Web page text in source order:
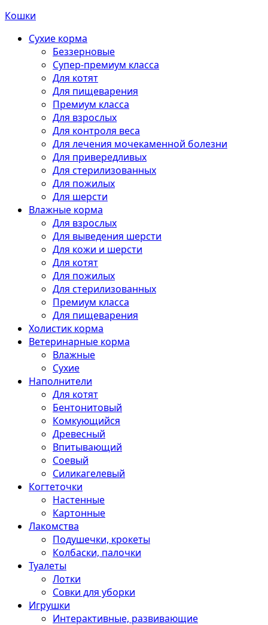
Кошки
Сухие корма
Беззерновые
Супер-премиум класса
Для котят
Для пищеварения
Премиум класса
Для взрослых
Для контроля веса
Для лечения мочекаменной болезни
Для привередливых
Для стерилизованных
Для пожилых
Для шерсти
Влажные корма
Для взрослых
Для выведения шерсти
Для кожи и шерсти
Для котят
Для пожилых
Для стерилизованных
Премиум класса
Для пищеварения
Холистик корма
Ветеринарные корма
Влажные
Сухие
Наполнители
Для котят
Бентонитовый
Комкующийся
Древесный
Впитывающий
Соевый
Силикагелевый
Когтеточки
Настенные
Картонные
Лакомства
Подушечки, крокеты
Колбаски, палочки
Туалеты
Лотки
Совки для уборки
Игрушки
Интерактивные, развивающие